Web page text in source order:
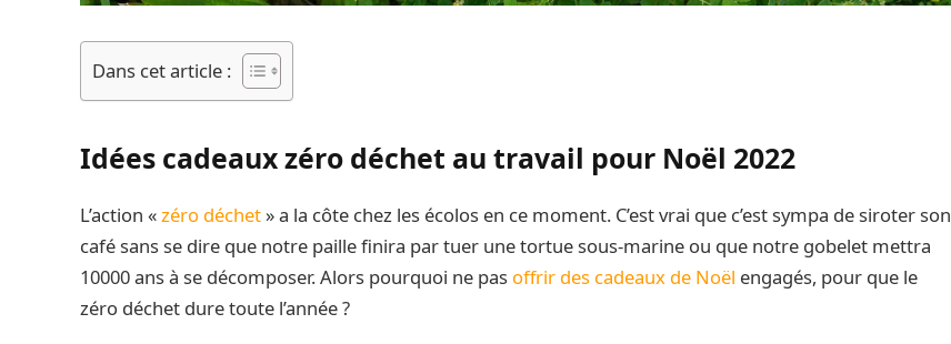
Dans cet article :
Idées cadeaux zéro déchet au travail pour Noël 2022
L’action «zéro déchet» a la côte chez les écolos en ce moment. C’est vrai que c’est sympa de siroter son
café sans se dire que notre paille finira par tuer une tortue sous-marine ou que notre gobelet mettra
10000 ans à se décomposer. Alors pourquoi ne pas offrir des cadeaux de Noël engagés, pour que le
zéro déchet dure toute l’année ?